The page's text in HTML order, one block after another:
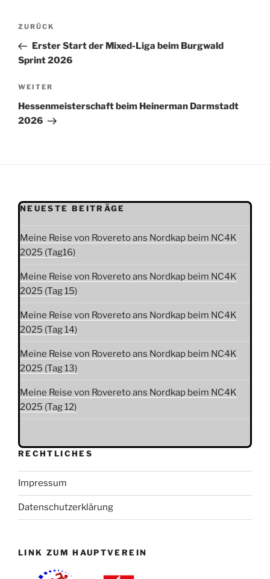
Beitragsnavigation
Vorheriger
Beitrag
ZURÜCK
Erster Start der Mixed-Liga beim Burgwald
Sprint 2026
Nächster
Beitrag
WEITER
Hessenmeisterschaft beim Heinerman Darmstadt
2026
NEUESTE BEITRÄGE
Meine Reise von Rovereto ans Nordkap beim NC4K
2025 (Tag16)
Meine Reise von Rovereto ans Nordkap beim NC4K
2025 (Tag 15)
Meine Reise von Rovereto ans Nordkap beim NC4K
2025 (Tag 14)
Meine Reise von Rovereto ans Nordkap beim NC4K
2025 (Tag 13)
Meine Reise von Rovereto ans Nordkap beim NC4K
2025 (Tag 12)
RECHTLICHES
Impressum
Datenschutzerklärung
LINK ZUM HAUPTVEREIN